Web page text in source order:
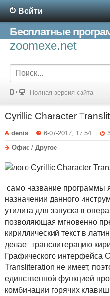
Войти
Бесплатные
zoomexe.net
Полная версия сайта
Cyrillic Character
denis 6-07-2017, 17:54
Офис / Другое
само название программы
назначении данного
утилита для запуска в
позволяющая мгновенно
кириллический текст в
делает транслитерацию
Графического интерфейса
Transliteration не имеет,
единственной функцией
комбинации горячих